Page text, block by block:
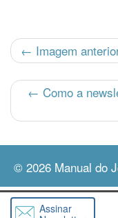
Assinar
← Imagem
← Como a
© 2026 Manual do